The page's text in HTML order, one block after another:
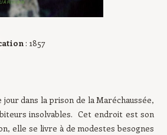
: 1857
dans la prison de la Maréchaussée,
insolvables. Cet endroit est son
elle se livre à de modestes besognes